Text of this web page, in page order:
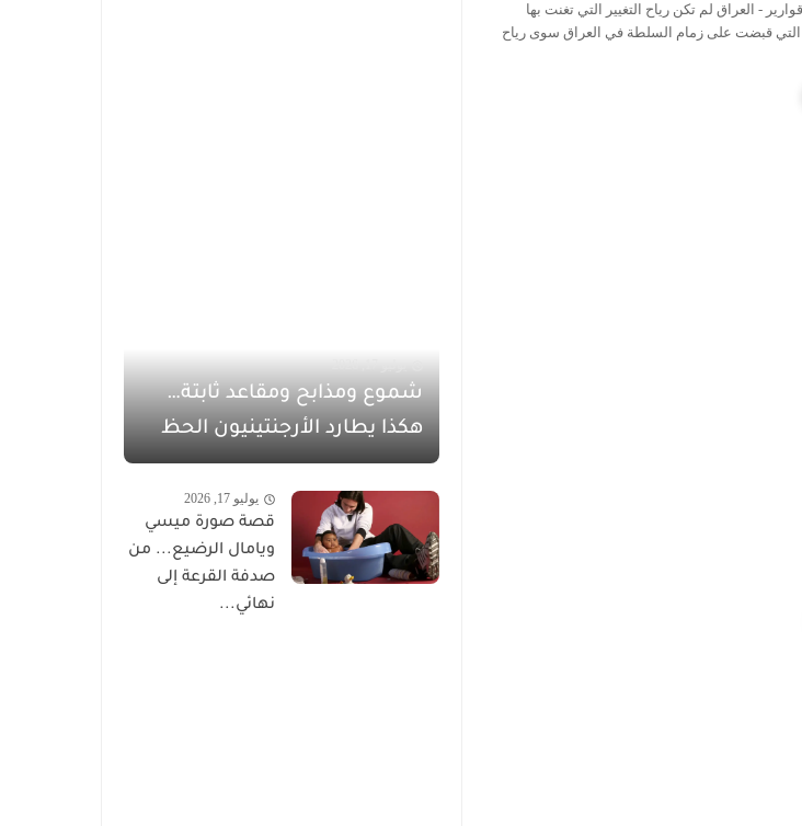
- العراق لم تكن رياح التغيير التي تغنت بها
التي قبضت على زمام السلطة في العراق سوى رياح
شموع ومذابح ومقاعد ثابتة…
هكذا يطارد الأرجنتينيون الحظ
يوليو 17, 2026
قصة صورة ميسي
ويامال الرضيع... من
صدفة القرعة إلى
نهائي...